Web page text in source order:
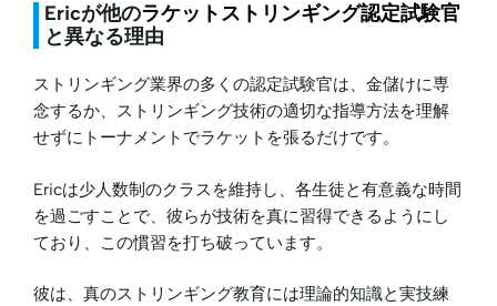
Ericが他のラケットストリンギング認定試験官
と異なる理由
ストリンギング業界の多くの認定試験官は、金儲けに専
念するか、ストリンギング技術の適切な指導方法を理解
せずにトーナメントでラケットを張るだけです。
Ericは少人数制のクラスを維持し、各生徒と有意義な時間
を過ごすことで、彼らが技術を真に習得できるようにし
ており、この慣習を打ち破っています。
彼は、真のストリンギング教育には理論的知識と実技練